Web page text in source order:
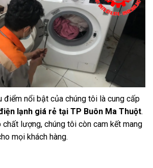
điểm nổi bật của chúng tôi là cung cấp
lạnh giá rẻ tại TP Buôn Ma Thuột.
chất lượng, chúng tôi còn cam kết mang
mọi khách hàng.